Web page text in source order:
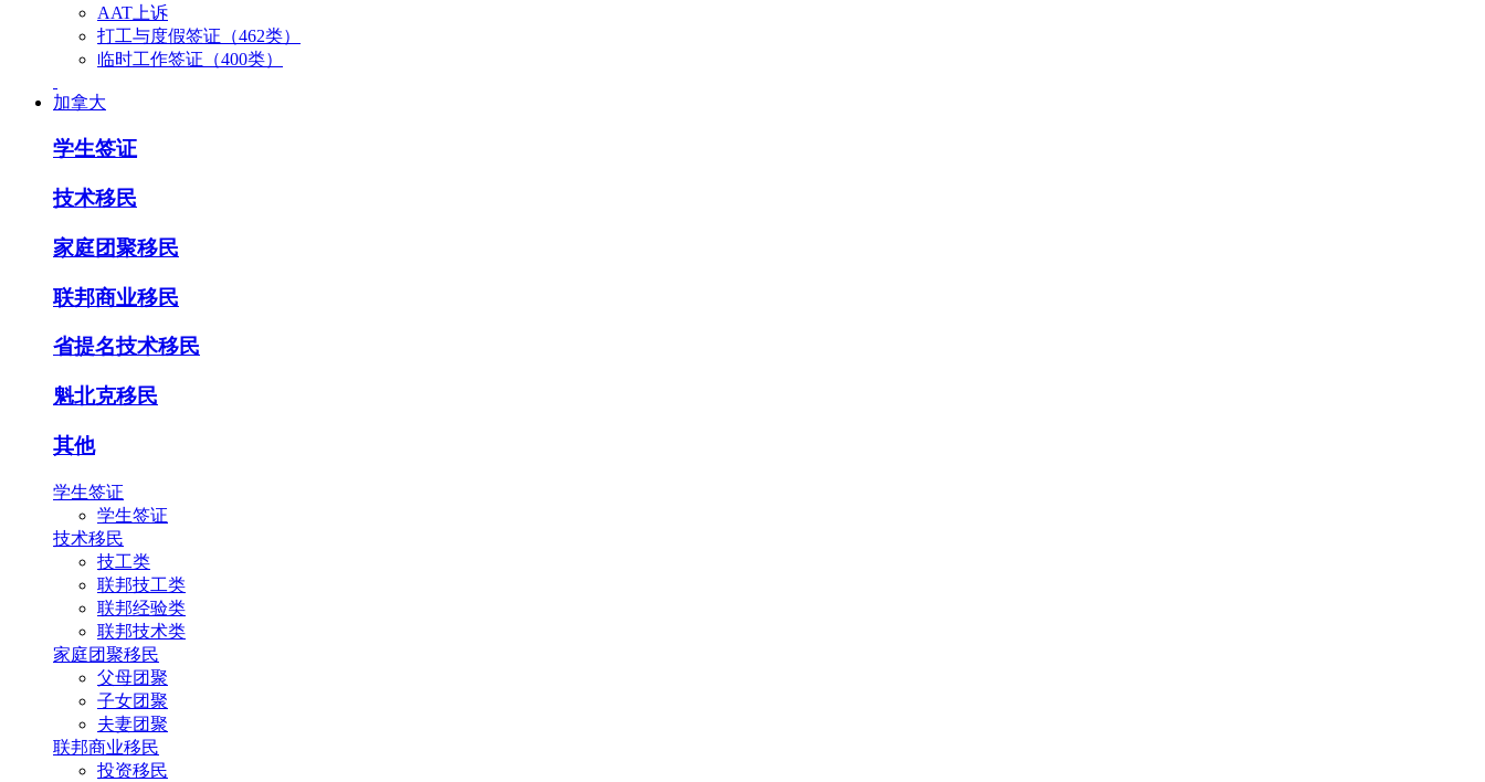
AAT上诉
打工与度假签证（462类）
临时工作签证（400类）
加拿大
学生签证
技术移民
家庭团聚移民
联邦商业移民
省提名技术移民
魁北克移民
其他
学生签证
学生签证
技术移民
技工类
联邦技工类
联邦经验类
联邦技术类
家庭团聚移民
父母团聚
子女团聚
夫妻团聚
联邦商业移民
投资移民